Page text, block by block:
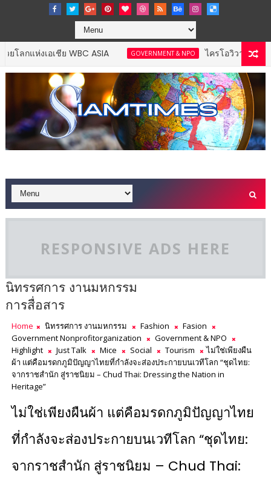
ย WBC ASIA GOVERNMENT & NPO ไครโอวิวา ตอกย้ำภาพผู้นำนวัต
RESPONSIVE ADS HERE
นิทรรศการ งานมหกรรม
การสื่อสาร
Home นิทรรศการ งานมหกรรม Fashion
Fasion
Government Nonprofitorganization
Government & NPO
Highlight
Just Talk Mice Social Tourism
ไม่ใช่เพียงผืน
ผ้า แต่คือมรดกภูมิปัญญาไทยที่กำลังจะส่องประกายบนเวทีโลก “ชุดไทย:
จากราชสำนัก สู่ราชนิยม – Chud Thai: Dressing the Nation in
Heritage”
ไม่ใช่เพียงผืนผ้า แต่คือมรดกภูมิปัญญาไทย
ที่กำลังจะส่องประกายบนเวทีโลก “ชุดไทย:
จากราชสำนัก สู่ราชนิยม – Chud Thai: